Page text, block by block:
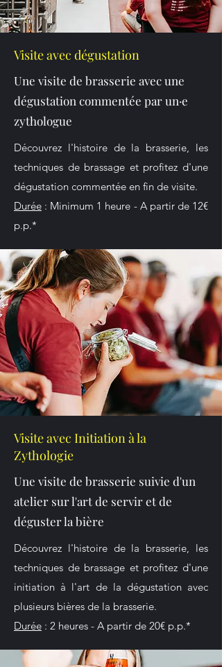
Visite avec dégustation
Une visite de brasserie avec une
dégustation commentée par un·e
zythologue
Découvrez l'histoire de la brasserie, les
techniques de brassage et profitez d'une
dégustation commentée en fin de visite.
Durée : Minimum 1 heure - A partir de 12€
p.p.*
Visite avec Initiation à la
Zythologie
Une visite de brasserie suivie d'un
atelier sur l'art de servir et de
déguster la bière
Découvrez l'histoire de la brasserie, les
techniques de brassage et profitez d'une
initiation à l'art de la dégustation avec
plusieurs bières de la brasserie.
Durée : 2 heures - A partir de 20€ p.p.*